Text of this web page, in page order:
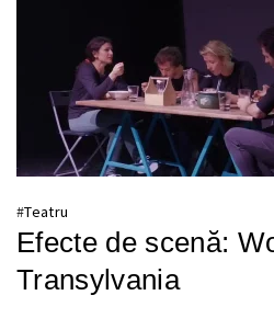
#Teatru
Efecte de scenă:
Transylvania